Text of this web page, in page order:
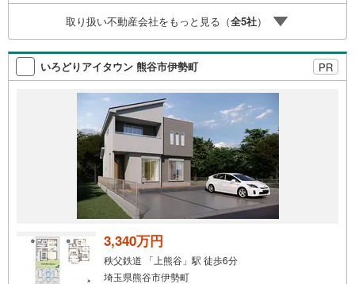
の安心をお届け◇東宝ハウスのライフパートナーが直接ご
対応ライフプランニング、かけつけサポート、Club Offプレ
ミア…
取り扱い不動産会社をもっと見る（全5社）
いろどりアイタウン 熊谷市伊勢町 PR
3,340万円
秩父鉄道 「上熊谷」駅 徒歩6分
埼玉県熊谷市伊勢町